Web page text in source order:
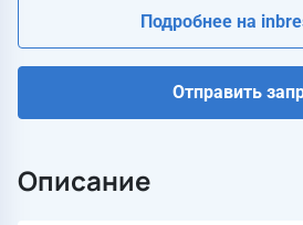
Подробнее на
Отправить
Описание